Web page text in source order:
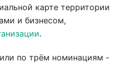
карте территории
и бизнесом,
.
по трём номинациям -